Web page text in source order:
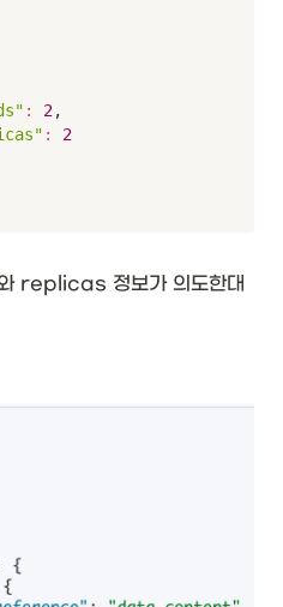
: 2,
:
2
정보가 의도한대